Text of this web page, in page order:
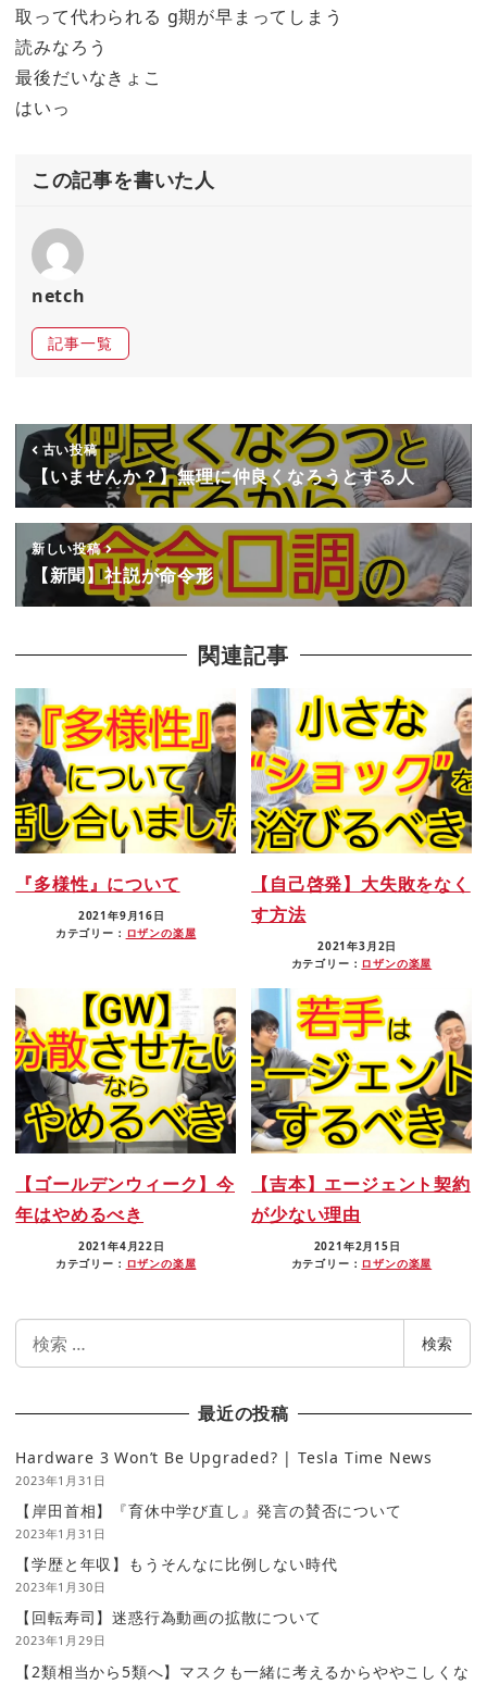
取って代わられる g期が早まってしまう
読みなろう
最後だいなきょこ
はいっ
この記事を書いた人
netch
記事一覧
古い投稿
【いませんか？】無理に仲良くなろうとする人
新しい投稿
【新聞】社説が命令形
関連記事
『多様性』について
2021年9月16日
カテゴリー： ロザンの楽屋
【自己啓発】大失敗をなく
す方法
2021年3月2日
カテゴリー： ロザンの楽屋
【ゴールデンウィーク】今
年はやめるべき
2021年4月22日
カテゴリー： ロザンの楽屋
【吉本】エージェント契約
が少ない理由
2021年2月15日
カテゴリー： ロザンの楽屋
検索
最近の投稿
Hardware 3 Won’t Be Upgraded? | Tesla Time News
2023年1月31日
【岸田首相】『育休中学び直し』発言の賛否について
2023年1月31日
【学歴と年収】もうそんなに比例しない時代
2023年1月30日
【回転寿司】迷惑行為動画の拡散について
2023年1月29日
【2類相当から5類へ】マスクも一緒に考えるからややこしくな